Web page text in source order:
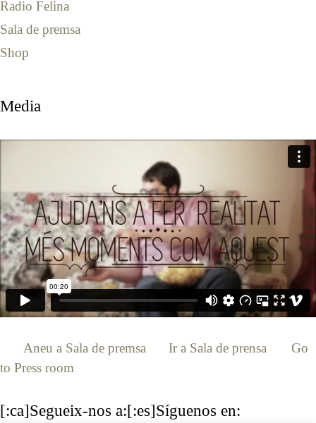
Radio Felina
Sala de premsa
Shop
Media
Aneu a Sala de premsa Ir a Sala de prensa
Go
to Press room
[:ca]Segueix-nos a:[:es]Síguenos en: